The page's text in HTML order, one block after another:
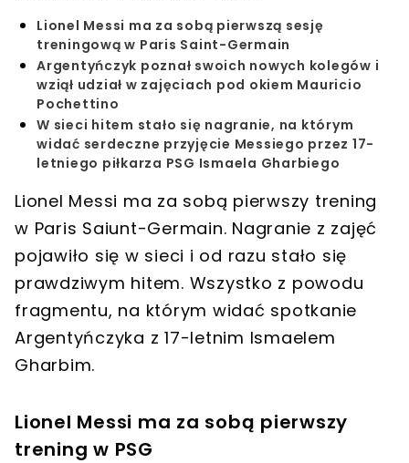
Lionel Messi ma za sobą pierwszą sesję
treningową w Paris Saint-Germain
Argentyńczyk poznał swoich nowych kolegów i
wziął udział w zajęciach pod okiem Mauricio
Pochettino
W sieci hitem stało się nagranie, na którym
widać serdeczne przyjęcie Messiego przez 17-
letniego piłkarza PSG Ismaela Gharbiego
Lionel Messi ma za sobą pierwszy trening
w Paris Saiunt-Germain. Nagranie z zajęć
pojawiło się w sieci i od razu stało się
prawdziwym hitem. Wszystko z powodu
fragmentu, na którym widać spotkanie
Argentyńczyka z 17-letnim Ismaelem
Gharbim.
Lionel Messi ma za sobą pierwszy
trening w PSG